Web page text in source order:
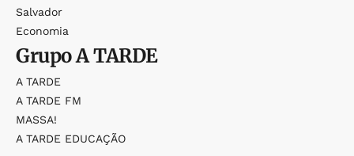
Salvador
Economia
GrupoA TARDE
A TARDE
A TARDE FM
MASSA!
A TARDE EDUCAÇÃO